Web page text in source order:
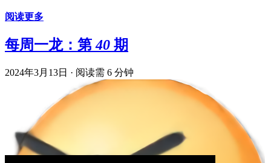
阅读更多
每周一龙：第 40 期
2024年3月13日 · 阅读需 6 分钟